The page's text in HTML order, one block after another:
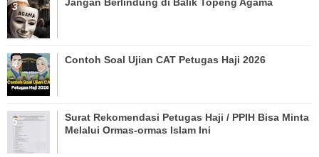
Contoh Soal Ujian CAT Petugas Haji 2026
Surat Rekomendasi Petugas Haji / PPIH Bisa Minta
Melalui Ormas-ormas Islam Ini